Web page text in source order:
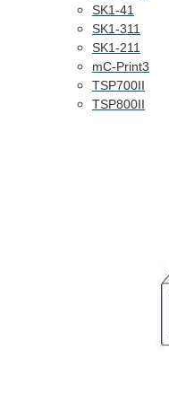
SK1-41
SK1-311
SK1-211
mC-Print3
TSP700II
TSP800II